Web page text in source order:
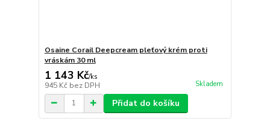
Osaine Corail Deepcream pleťový krém proti
vráskám 30 ml
1 143 Kč/ks
945 Kč bez DPH Skladem
Přidat do košíku